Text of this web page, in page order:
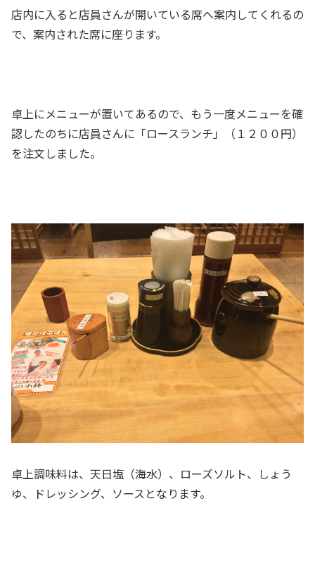
店内に入ると店員さんが開いている席へ案内してくれるの
で、案内された席に座ります。
卓上にメニューが置いてあるので、もう一度メニューを確
認したのちに店員さんに「ロースランチ」（１２００円）
を注文しました。
卓上調味料は、天日塩（海水）、ローズソルト、しょう
ゆ、ドレッシング、ソースとなります。